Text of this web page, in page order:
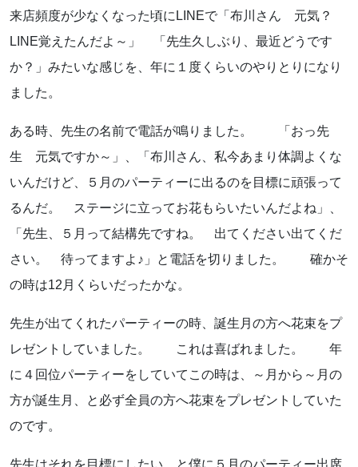
来店頻度が少なくなった頃にLINEで「布川さん 元気？
LINE覚えたんだよ～」 「先生久しぶり、最近どうです
か？」みたいな感じを、年に１度くらいのやりとりになり
ました。
ある時、先生の名前で電話が鳴りました。 「おっ先
生 元気ですか～」、「布川さん、私今あまり体調よくな
いんだけど、５月のパーティーに出るのを目標に頑張って
るんだ。 ステージに立ってお花もらいたいんだよね」、
「先生、５月って結構先ですね。 出てください出てくだ
さい。 待ってますよ♪」と電話を切りました。 確かそ
の時は12月くらいだったかな。
先生が出てくれたパーティーの時、誕生月の方へ花束をプ
レゼントしていました。 これは喜ばれました。 年
に４回位パーティーをしていてこの時は、～月から～月の
方が誕生月、と必ず全員の方へ花束をプレゼントしていた
のです。
先生はそれを目標にしたい、と僕に５月のパーティー出席